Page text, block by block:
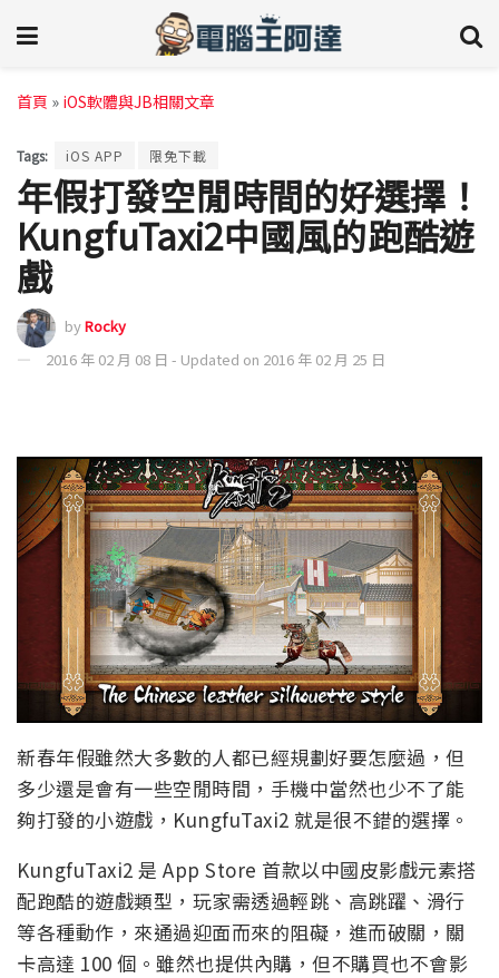
首頁 » iOS軟體與JB相關文章
Tags: iOS APP 限免下載
年假打發空閒時間的好選擇！
KungfuTaxi2中國風的跑酷遊
戲
byRocky
2016 年 02 月 08 日 - Updated on 2016 年 02 月 25 日
新春年假雖然大多數的人都已經規劃好要怎麼過，但
多少還是會有一些空閒時間，手機中當然也少不了能
夠打發的小遊戲，KungfuTaxi2 就是很不錯的選擇。
KungfuTaxi2 是 App Store 首款以中國皮影戲元素搭
配跑酷的遊戲類型，玩家需透過輕跳、高跳躍、滑行
等各種動作，來通過迎面而來的阻礙，進而破關，關
卡高達 100 個。雖然也提供內購，但不購買也不會影